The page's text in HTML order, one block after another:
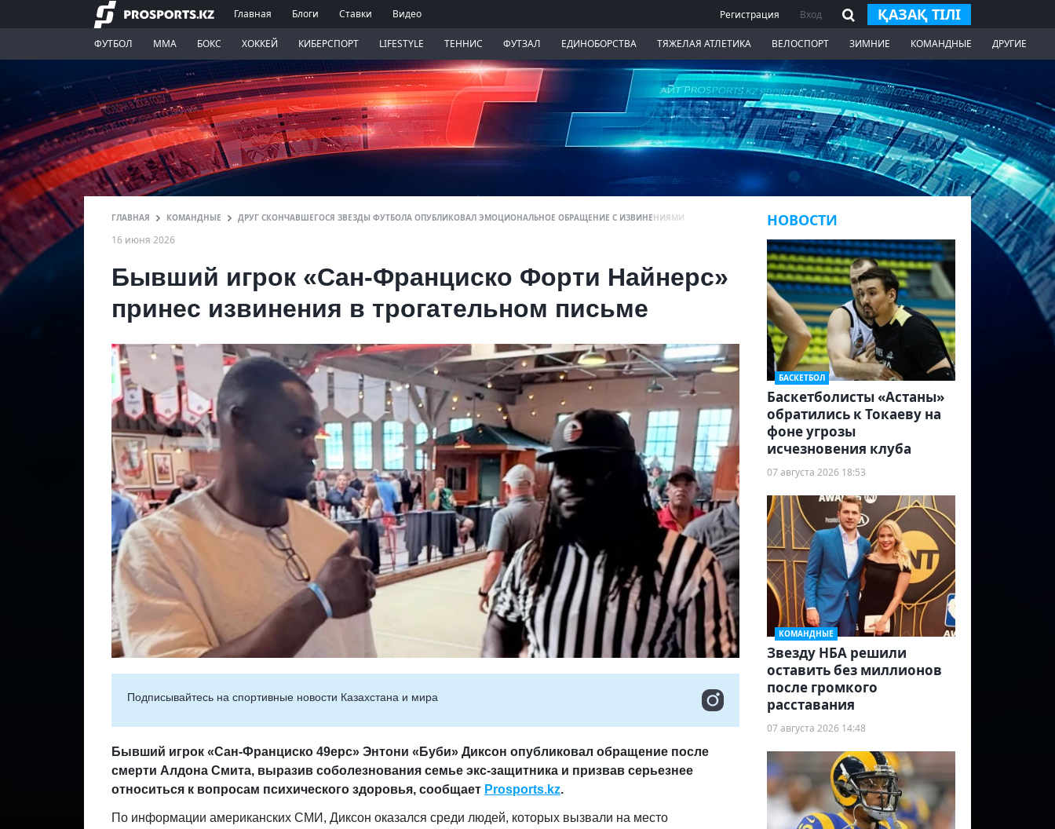
Главная Блоги Ставки Видео Регистрация Вход ҚАЗАҚ ТІЛІ
ФУТБОЛ ММА БОКС ХОККЕЙ КИБЕРСПОРТ LIFESTYLE ТЕННИС ФУТЗАЛ ЕДИНОБОРСТВА ТЯЖЕЛАЯ АТЛЕТИКА ВЕЛОСПОРТ ЗИМНИЕ КОМАНДНЫЕ ДРУГИЕ
ГЛАВНАЯ КОМАНДНЫЕ ДРУГ СКОНЧАВШЕГОСЯ ЗВЕЗДЫ ФУТБОЛА ОПУБЛИКОВАЛ ЭМОЦИОНАЛЬНОЕ ОБРАЩЕНИЕ С ИЗВИНЕНИЯМИ
16 июня 2026
Бывший игрок «Сан-Франциско Форти Найнерс»
принес извинения в трогательном письме
Подписывайтесь на cпортивные новости Казахстана и мира
Бывший игрок «Сан-Франциско 49ерс» Энтони «Буби» Диксон опубликовал обращение после
смерти Алдона Смита, выразив соболезнования семье экс-защитника и призвав серьезнее
относиться к вопросам психического здоровья, сообщает Prosports.kz.
По информации американских СМИ, Диксон оказался среди людей, которых вызвали на место
НОВОСТИ
БАСКЕТБОЛ
Баскетболисты «Астаны»
обратились к Токаеву на
фоне угрозы
исчезновения клуба
07 августа 2026 18:53
КОМАНДНЫЕ
Звезду НБА решили
оставить без миллионов
после громкого
расставания
07 августа 2026 14:48